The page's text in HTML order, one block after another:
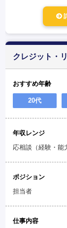
クレジット・
おすすめ年齢
20代
年収レンジ
応相談（経験・能
ポジション
担当者
仕事内容